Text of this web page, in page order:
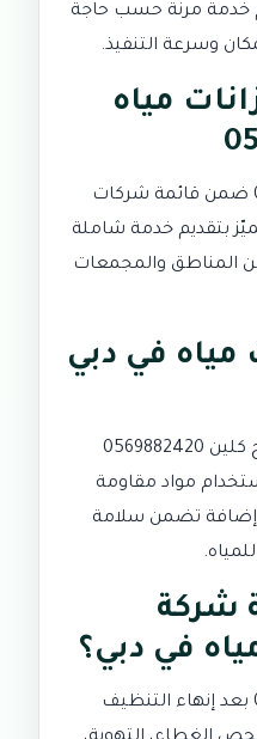
خدمة مرنة حسب حاجة
وسرعة التنفيذ.
مياه
شركة الصالح كلين 0569882420 ضمن قائمة شركات
بتقديم خدمة شاملة
المناطق والمجمعات
في دبي
إلى جانب التنظيف، شركة الصالح كلين 0569882420
مواد مقاومة
إضافة تضمن سلامة
شركة
في دبي؟
شركة الصالح كلين 0569882420 بعد إنهاء التنظيف